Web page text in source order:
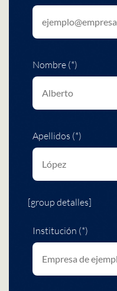
Nombre (*)
Apellidos (*)
[group detalles]
Institución (*)